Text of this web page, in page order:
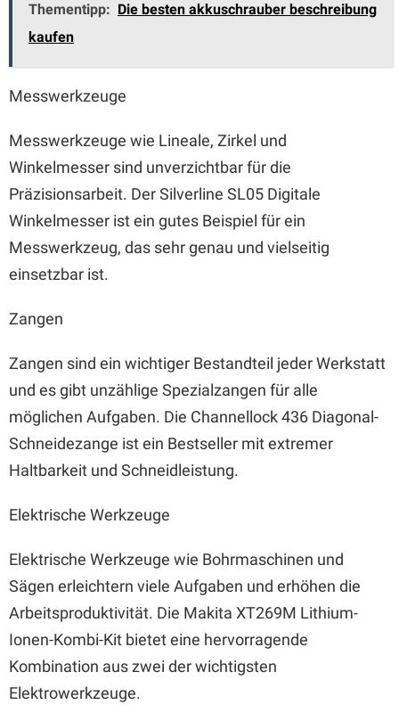
Thementipp: Die besten akkuschrauber beschreibung
kaufen
Messwerkzeuge
Messwerkzeuge wie Lineale, Zirkel und
Winkelmesser sind unverzichtbar für die
Präzisionsarbeit. Der Silverline SL05 Digitale
Winkelmesser ist ein gutes Beispiel für ein
Messwerkzeug, das sehr genau und vielseitig
einsetzbar ist.
Zangen
Zangen sind ein wichtiger Bestandteil jeder Werkstatt
und es gibt unzählige Spezialzangen für alle
möglichen Aufgaben. Die Channellock 436 Diagonal-
Schneidezange ist ein Bestseller mit extremer
Haltbarkeit und Schneidleistung.
Elektrische Werkzeuge
Elektrische Werkzeuge wie Bohrmaschinen und
Sägen erleichtern viele Aufgaben und erhöhen die
Arbeitsproduktivität. Die Makita XT269M Lithium-
Ionen-Kombi-Kit bietet eine hervorragende
Kombination aus zwei der wichtigsten
Elektrowerkzeuge.